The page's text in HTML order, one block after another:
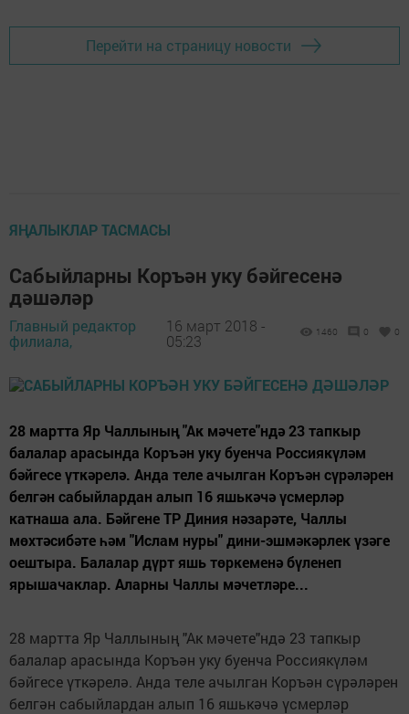
Перейти на страницу новости
ЯҢАЛЫКЛАР ТАСМАСЫ
Сабыйларны Коръән уку бәйгесенә
дәшәләр
Главный редактор
филиала,
16 март 2018 -
05:23
1460 0 0
28 мартта Яр Чаллының "Ак мәчете"ндә 23 тапкыр
балалар арасында Коръән уку буенча Россиякүләм
бәйгесе үткәрелә. Анда теле ачылган Коръән сүрәләрен
белгән сабыйлардан алып 16 яшькәчә үсмерләр
катнаша ала. Бәйгене ТР Диния нәзарәте, Чаллы
мөхтәсибәте һәм "Ислам нуры" дини-эшмәкәрлек үзәге
оештыра. Балалар дүрт яшь төркеменә бүленеп
ярышачаклар. Аларны Чаллы мәчетләре...
28 мартта Яр Чаллының "Ак мәчете"ндә 23 тапкыр
балалар арасында Коръән уку буенча Россиякүләм
бәйгесе үткәрелә. Анда теле ачылган Коръән сүрәләрен
белгән сабыйлардан алып 16 яшькәчә үсмерләр